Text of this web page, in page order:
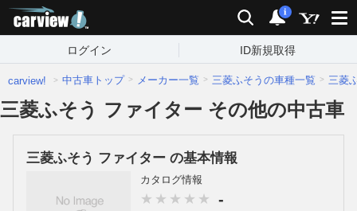
検索 通知
i
ログイン ID新規取得
carview! 中古車トップ メーカー一覧 三菱ふそうの車種一覧 三菱
三菱ふそう ファイター その他の中古車
三菱ふそう ファイター の基本情報
カタログ情報
-